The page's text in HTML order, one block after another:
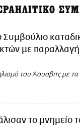
Συμβούλιο
με
του Άουσβιτς με τα
το μνημείο